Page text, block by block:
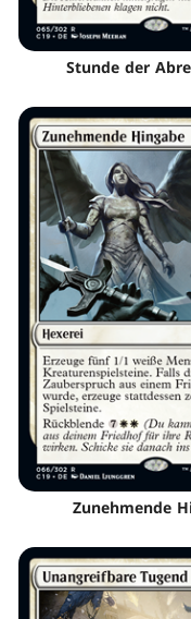
Stunde der
Zunehmende